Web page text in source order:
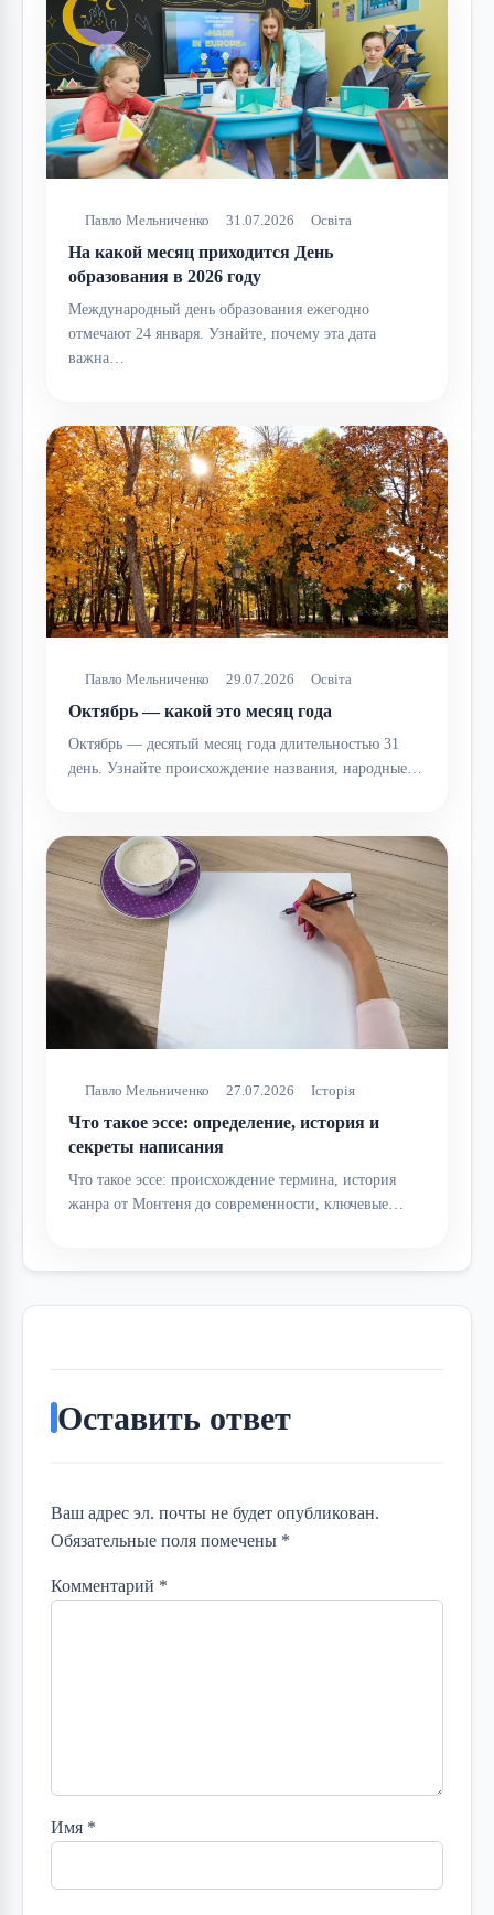
Павло Мельниченко 31.07.2026 Освіта
На какой месяц приходится День
образования в 2026 году
Международный день образования ежегодно
отмечают 24 января. Узнайте, почему эта дата
важна…
Павло Мельниченко 29.07.2026 Освіта
Октябрь — какой это месяц года
Октябрь — десятый месяц года длительностью 31
день. Узнайте происхождение названия, народные…
Павло Мельниченко 27.07.2026 Історія
Что такое эссе: определение, история и
секреты написания
Что такое эссе: происхождение термина, история
жанра от Монтеня до современности, ключевые…
Оставить ответ
Ваш адрес эл. почты не будет опубликован.
Обязательные поля помечены *
Комментарий *
Имя *